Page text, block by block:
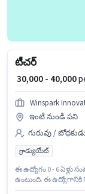
టీచర్
₹ 30,000 - 40,000
Winspark
ఇంటి నుండి పని
గురువు /
గ్రాడ్యుయేట్
ఈ ఉద్యోగం 0 - 6 ఏళ్లు
ఉంటుంది. ఈ ఉద్యోగానికి